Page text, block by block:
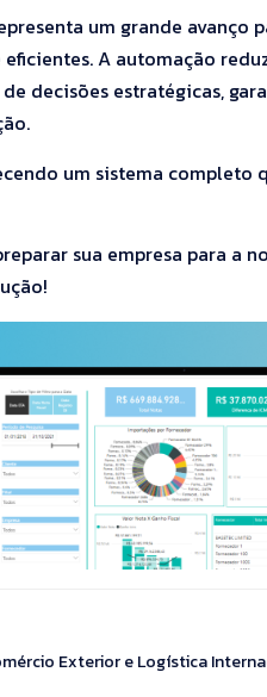
um grande avanço
A automação
decisões estratégicas,
um sistema completo
sua empresa para a
Exterior e Logística